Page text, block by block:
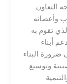
التعاون
وأعضائه
تقوم به
أبناء
ضرورة البناء
وتوسيع